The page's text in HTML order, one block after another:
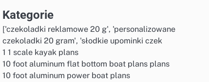
Kategorie
['czekoladki reklamowe 20 g', 'personalizowane
czekoladki 20 gram', 'słodkie upominki czek
1 1 scale kayak plans
10 foot aluminum flat bottom boat plans plans
10 foot aluminum power boat plans